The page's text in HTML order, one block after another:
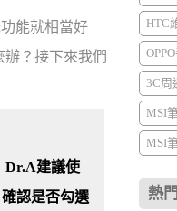
能就相當好
辦？接下來我們
Dr.A建議使
認是否勾選
HTC
3C周
MSI
MSI
熱